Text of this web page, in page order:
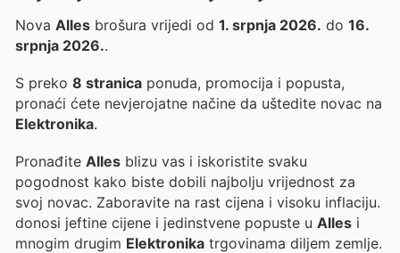
Nova Alles brošura vrijedi od 1. srpnja 2026. do 16.
srpnja 2026..
S preko 8 stranica ponuda, promocija i popusta,
pronaći ćete nevjerojatne načine da uštedite novac na
Elektronika.
Pronađite Alles blizu vas i iskoristite svaku
pogodnost kako biste dobili najbolju vrijednost za
svoj novac. Zaboravite na rast cijena i visoku inflaciju.
donosi jeftine cijene i jedinstvene popuste u Alles i
mnogim drugim Elektronika trgovinama diljem zemlje.